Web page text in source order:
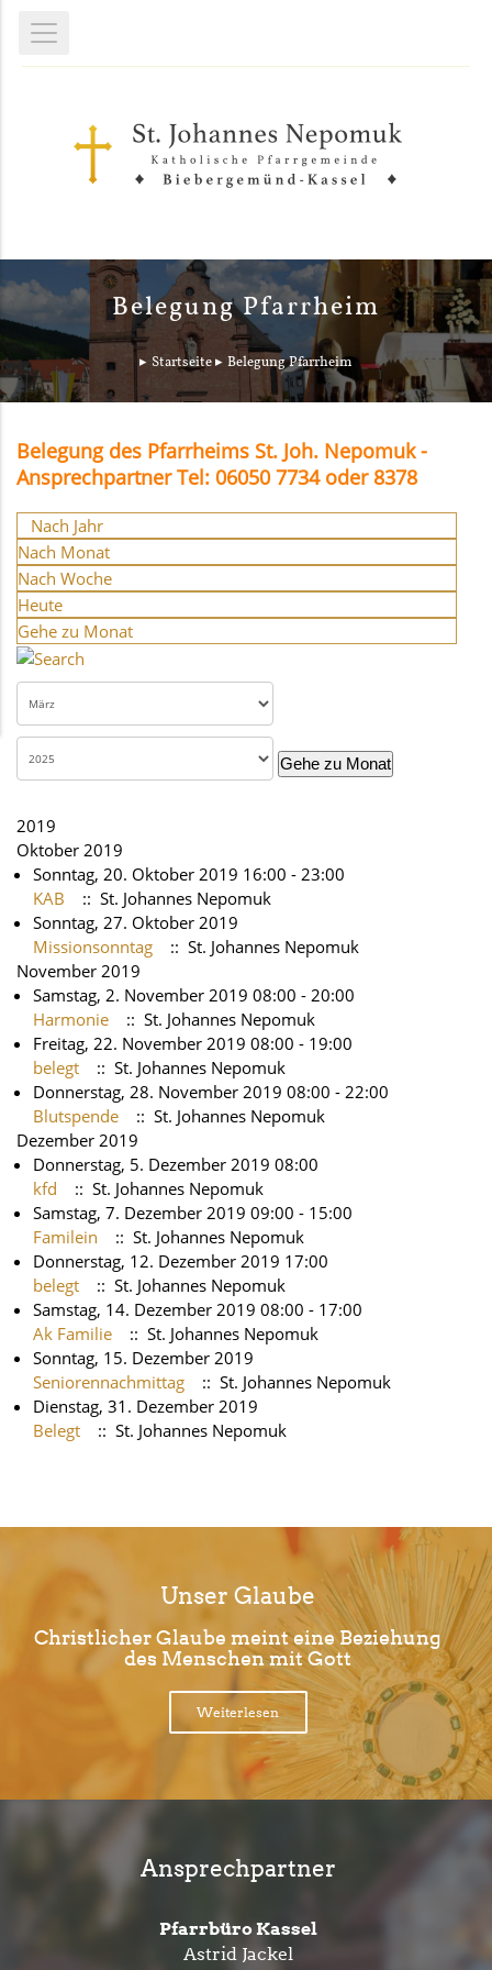
Belegung Pfarrheim
Startseite Belegung Pfarrheim
Belegung des Pfarrheims St. Joh. Nepomuk -
Ansprechpartner Tel: 06050 7734 oder 8378
Nach Jahr
Nach Monat
Nach Woche
Heute
Gehe zu Monat
Gehe zu Monat
2019
Oktober 2019
Sonntag, 20. Oktober 2019 16:00 - 23:00
KAB
:: St. Johannes Nepomuk
Sonntag, 27. Oktober 2019
Missionsonntag
:: St. Johannes Nepomuk
November 2019
Samstag, 2. November 2019 08:00 - 20:00
Harmonie
:: St. Johannes Nepomuk
Freitag, 22. November 2019 08:00 - 19:00
belegt
:: St. Johannes Nepomuk
Donnerstag, 28. November 2019 08:00 - 22:00
Blutspende
:: St. Johannes Nepomuk
Dezember 2019
Donnerstag, 5. Dezember 2019 08:00
kfd
:: St. Johannes Nepomuk
Samstag, 7. Dezember 2019 09:00 - 15:00
Familein
:: St. Johannes Nepomuk
Donnerstag, 12. Dezember 2019 17:00
belegt
:: St. Johannes Nepomuk
Samstag, 14. Dezember 2019 08:00 - 17:00
Ak Familie
:: St. Johannes Nepomuk
Sonntag, 15. Dezember 2019
Seniorennachmittag
:: St. Johannes Nepomuk
Dienstag, 31. Dezember 2019
Belegt
:: St. Johannes Nepomuk
Unser Glaube
Christlicher Glaube meint eine Beziehung
des Menschen mit Gott
Weiterlesen
Ansprechpartner
Pfarrbüro Kassel
Astrid Jackel